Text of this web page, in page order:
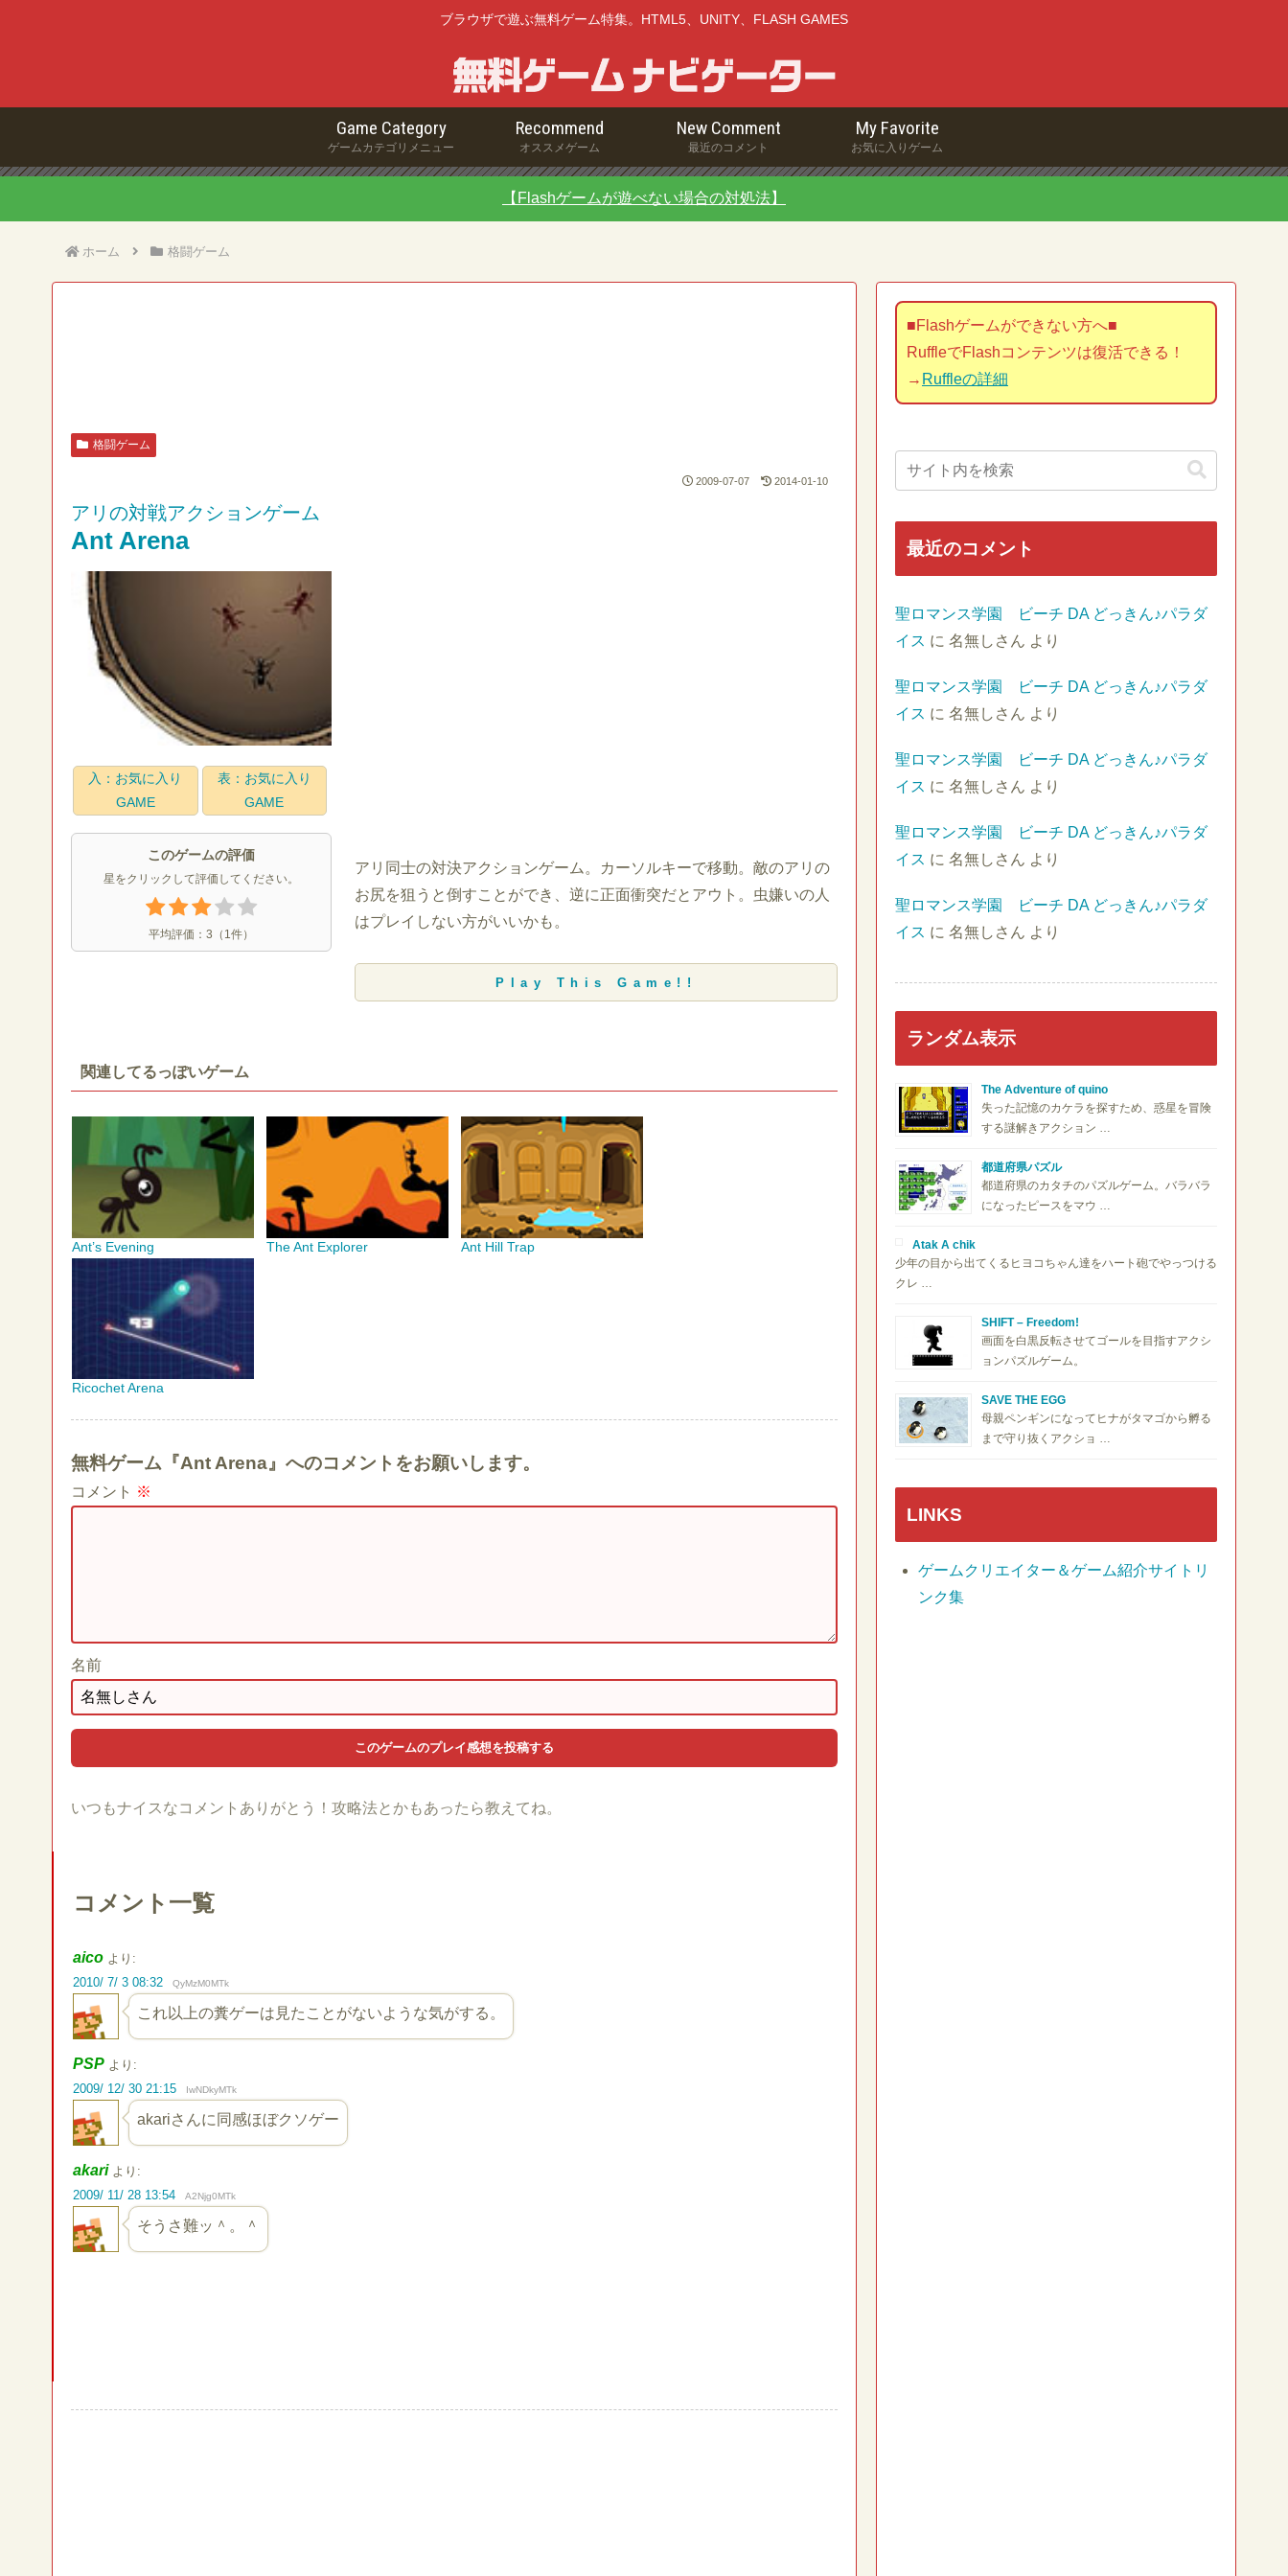
ブラウザで遊ぶ無料ゲーム特集。HTML5、UNITY、FLASH GAMES
Game Category
ゲームカテゴリメニュー
Recommend
オススメゲーム
New Comment
最近のコメント
My Favorite
お気に入りゲーム
【Flashゲームが遊べない場合の対処法】
ホーム 格闘ゲーム
格闘ゲーム
2009-07-07 2014-01-10
アリの対戦アクションゲーム
Ant Arena
入：お気に入り
GAME
表：お気に入り
GAME
このゲームの評価
星をクリックして評価してください。
平均評価： 3 （ 1 件）
アリ同士の対決アクションゲーム。カーソルキーで移動。敵のアリの
お尻を狙うと倒すことができ、逆に正面衝突だとアウト。虫嫌いの人
はプレイしない方がいいかも。
Play This Game!!
関連してるっぽいゲーム
Ant’s Evening The Ant Explorer Ant Hill Trap
Ricochet Arena
無料ゲーム『Ant Arena』へのコメントをお願いします。
コメント ※
名前
いつもナイスなコメントありがとう！攻略法とかもあったら教えてね。
コメント一覧
aico より:
2010/ 7/ 3 08:32
QyMzM0MTk
これ以上の糞ゲーは見たことがないような気がする。
PSP より:
2009/ 12/ 30 21:15
IwNDkyMTk
akariさんに同感ほぼクソゲー
akari より:
2009/ 11/ 28 13:54
A2Njg0MTk
そうさ難ッ＾。＾
■Flashゲームができない方へ■
RuffleでFlashコンテンツは復活できる！
→ Ruffleの詳細
最近のコメント
聖ロマンス学園 ビーチ DA どっきん♪パラダ
イス に 名無しさん より
聖ロマンス学園 ビーチ DA どっきん♪パラダ
イス に 名無しさん より
聖ロマンス学園 ビーチ DA どっきん♪パラダ
イス に 名無しさん より
聖ロマンス学園 ビーチ DA どっきん♪パラダ
イス に 名無しさん より
聖ロマンス学園 ビーチ DA どっきん♪パラダ
イス に 名無しさん より
ランダム表示
The Adventure of quino
失った記憶のカケラを探すため、惑星を冒険
する謎解きアクション …
都道府県パズル
都道府県のカタチのパズルゲーム。バラバラ
になったピースをマウ …
Atak A chik
少年の目から出てくるヒヨコちゃん達をハート砲でやっつける
クレ …
SHIFT – Freedom!
画面を白黒反転させてゴールを目指すアクシ
ョンパズルゲーム。
SAVE THE EGG
母親ペンギンになってヒナがタマゴから孵る
まで守り抜くアクショ …
LINKS
ゲームクリエイター＆ゲーム紹介サイトリ
ンク集